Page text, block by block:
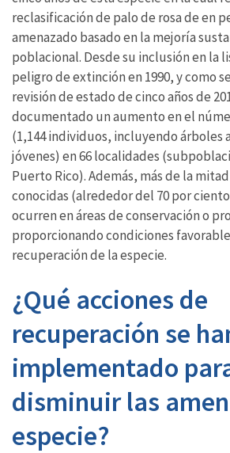
reclasificación de palo de rosa de en
amenazado basado en la mejoría
poblacional. Desde su inclusión en la
peligro de extinción en 1990, y como
revisión de estado de cinco años de
documentado un aumento en el
(1,144 individuos, incluyendo árboles
jóvenes) en 66 localidades
Puerto Rico). Además, más de la
conocidas (alrededor del 70 por
ocurren en áreas de conservación o
proporcionando condiciones
recuperación de la especie.
¿Qué acciones de
recuperación se
implementado
disminuir las
especie?